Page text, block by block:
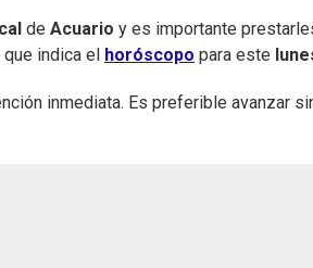
de Acuario y es importante
que indica el horóscopo para este
inmediata. Es preferible avanzar